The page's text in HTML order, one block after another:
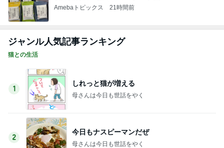
Amebaトピックス 21時間前
ジャンル人気記事ランキング
猫との生活
1
しれっと猫が増える
母さんは今日も世話をやく
2
今日もナスピーマンだぜ
母さんは今日も世話をやく